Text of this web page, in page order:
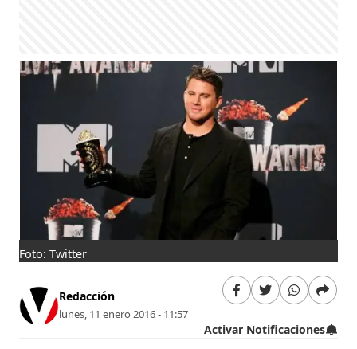
Foto: Twitter
Redacción
lunes, 11 enero 2016 - 11:57
Activar Notificaciones